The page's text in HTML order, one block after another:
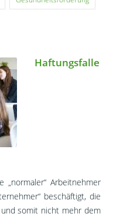
Haftungsfalle
„normaler“ Arbeitnehmer
beschäftigt, die
somit nicht mehr dem